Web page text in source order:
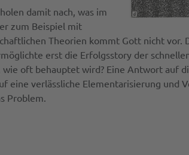
damit nach, was im
zum Beispiel mit
Theorien kommt Gott nicht vor.
erst die Erfolgsstory der
oft behauptet wird? Eine Antwort auf
eine verlässliche Elementarisierung und
Problem.